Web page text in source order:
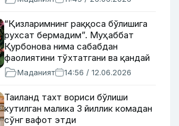
“Қизларимнинг раққоса бўлишига
рухсат бермадим”. Муҳаббат
Қурбонова нима сабабдан
фаолиятини тўхтатгани ва қандай
қизни келин қилиши ҳақида
Маданият 14:56 / 12.06.2026
Таиланд тахт вориси бўлиши
кутилган малика 3 йиллик комадан
сўнг вафот этди